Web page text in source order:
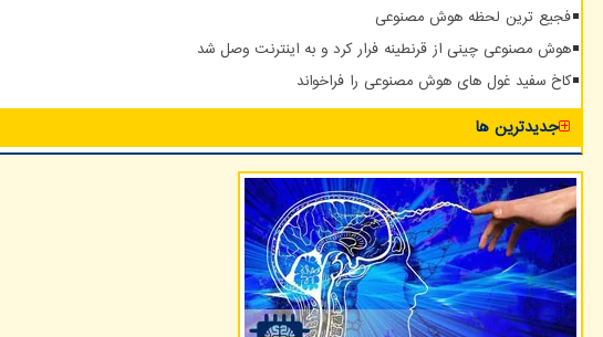
فجیع ترین لحظه هوش مصنوعی
هوش مصنوعی چینی از قرنطینه فرار کرد و به اینترنت وصل شد
کاخ سفید غول های هوش مصنوعی را فراخواند
جدیدترین ها